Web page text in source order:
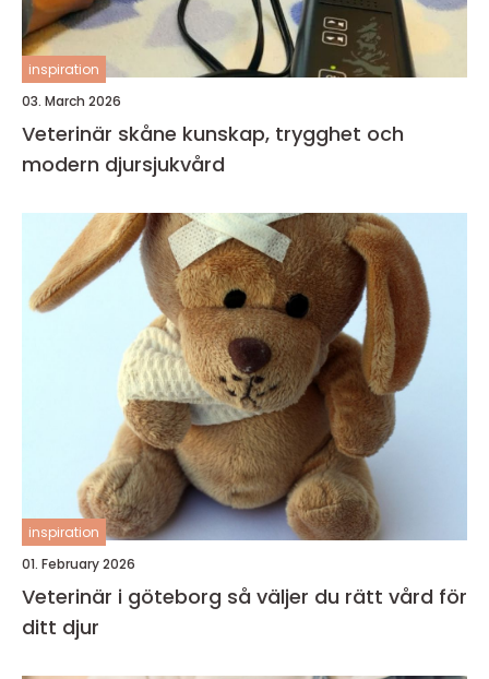
inspiration
03. March 2026
Veterinär skåne kunskap, trygghet och
modern djursjukvård
inspiration
01. February 2026
Veterinär i göteborg så väljer du rätt vård för
ditt djur